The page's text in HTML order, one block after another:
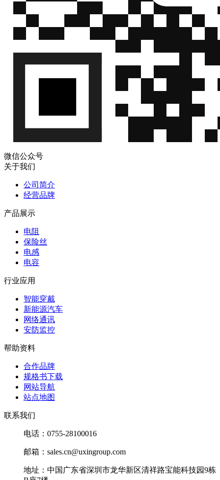
微信公众号
关于我们
公司简介
经营品牌
产品展示
电阻
保险丝
电感
电容
行业应用
智能穿戴
新能源汽车
网络通讯
安防监控
帮助资料
合作品牌
规格书下载
网站导航
站点地图
联系我们
电话：0755-28100016
邮箱：sales.cn@uxingroup.com
地址：中国广东省深圳市龙华新区清祥路宝能科技园9栋